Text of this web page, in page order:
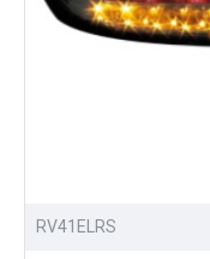
RV41ELRS